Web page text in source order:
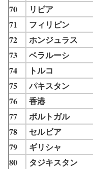
70
リビア
71
フィリピン
72
ホンジュラス
73
ベラルーシ
74
トルコ
75
パキスタン
76
香港
77
ポルトガル
78
セルビア
79
ギリシャ
80
タジキスタン